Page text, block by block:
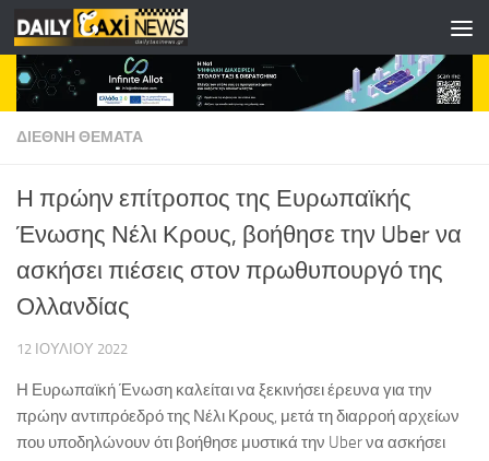
Skip to content
ΔΙΕΘΝΗ ΘΕΜΑΤΑ
Η πρώην επίτροπος της Ευρωπαϊκής
Ένωσης Νέλι Κρους, βοήθησε την Uber να
ασκήσει πιέσεις στον πρωθυπουργό της
Ολλανδίας
12 ΙΟΥΛΊΟΥ 2022
Η Ευρωπαϊκή Ένωση καλείται να ξεκινήσει έρευνα για την
πρώην αντιπρόεδρό της Νέλι Κρους, μετά τη διαρροή αρχείων
που υποδηλώνουν ότι βοήθησε μυστικά την Uber να ασκήσει